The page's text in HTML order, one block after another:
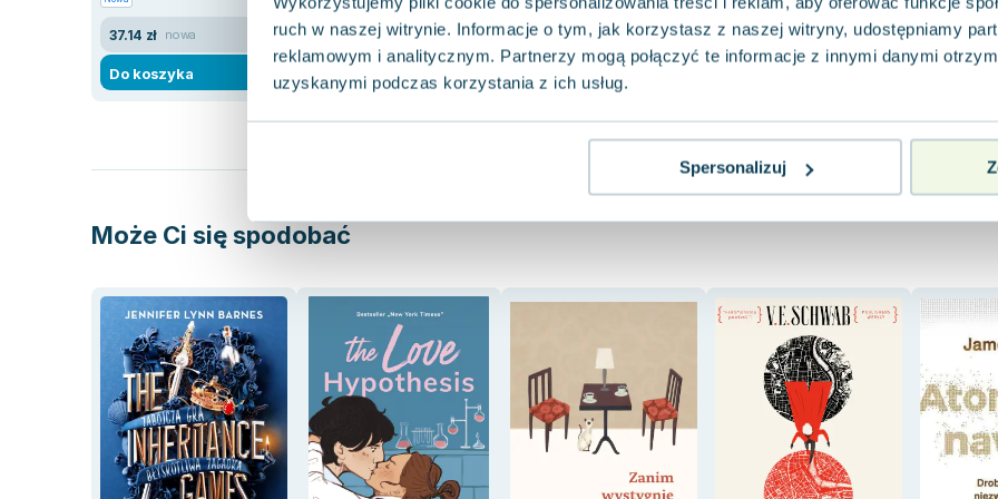
ruch w naszej witrynie. Informacje o tym, jak korzystasz z naszej witryny, udostępniamy
reklamowym i analitycznym. Partnerzy mogą połączyć te informacje z innymi danymi
uzyskanymi podczas korzystania z ich usług.
Spersonalizuj
37.14 zł nowa
Do koszyka
12.22 zł widoczne ślady używania
Do koszyka
17.19 zł jak nowa
Do koszyka
9.21 zł jak nowa 25.30 zł
Może Ci się spodobać